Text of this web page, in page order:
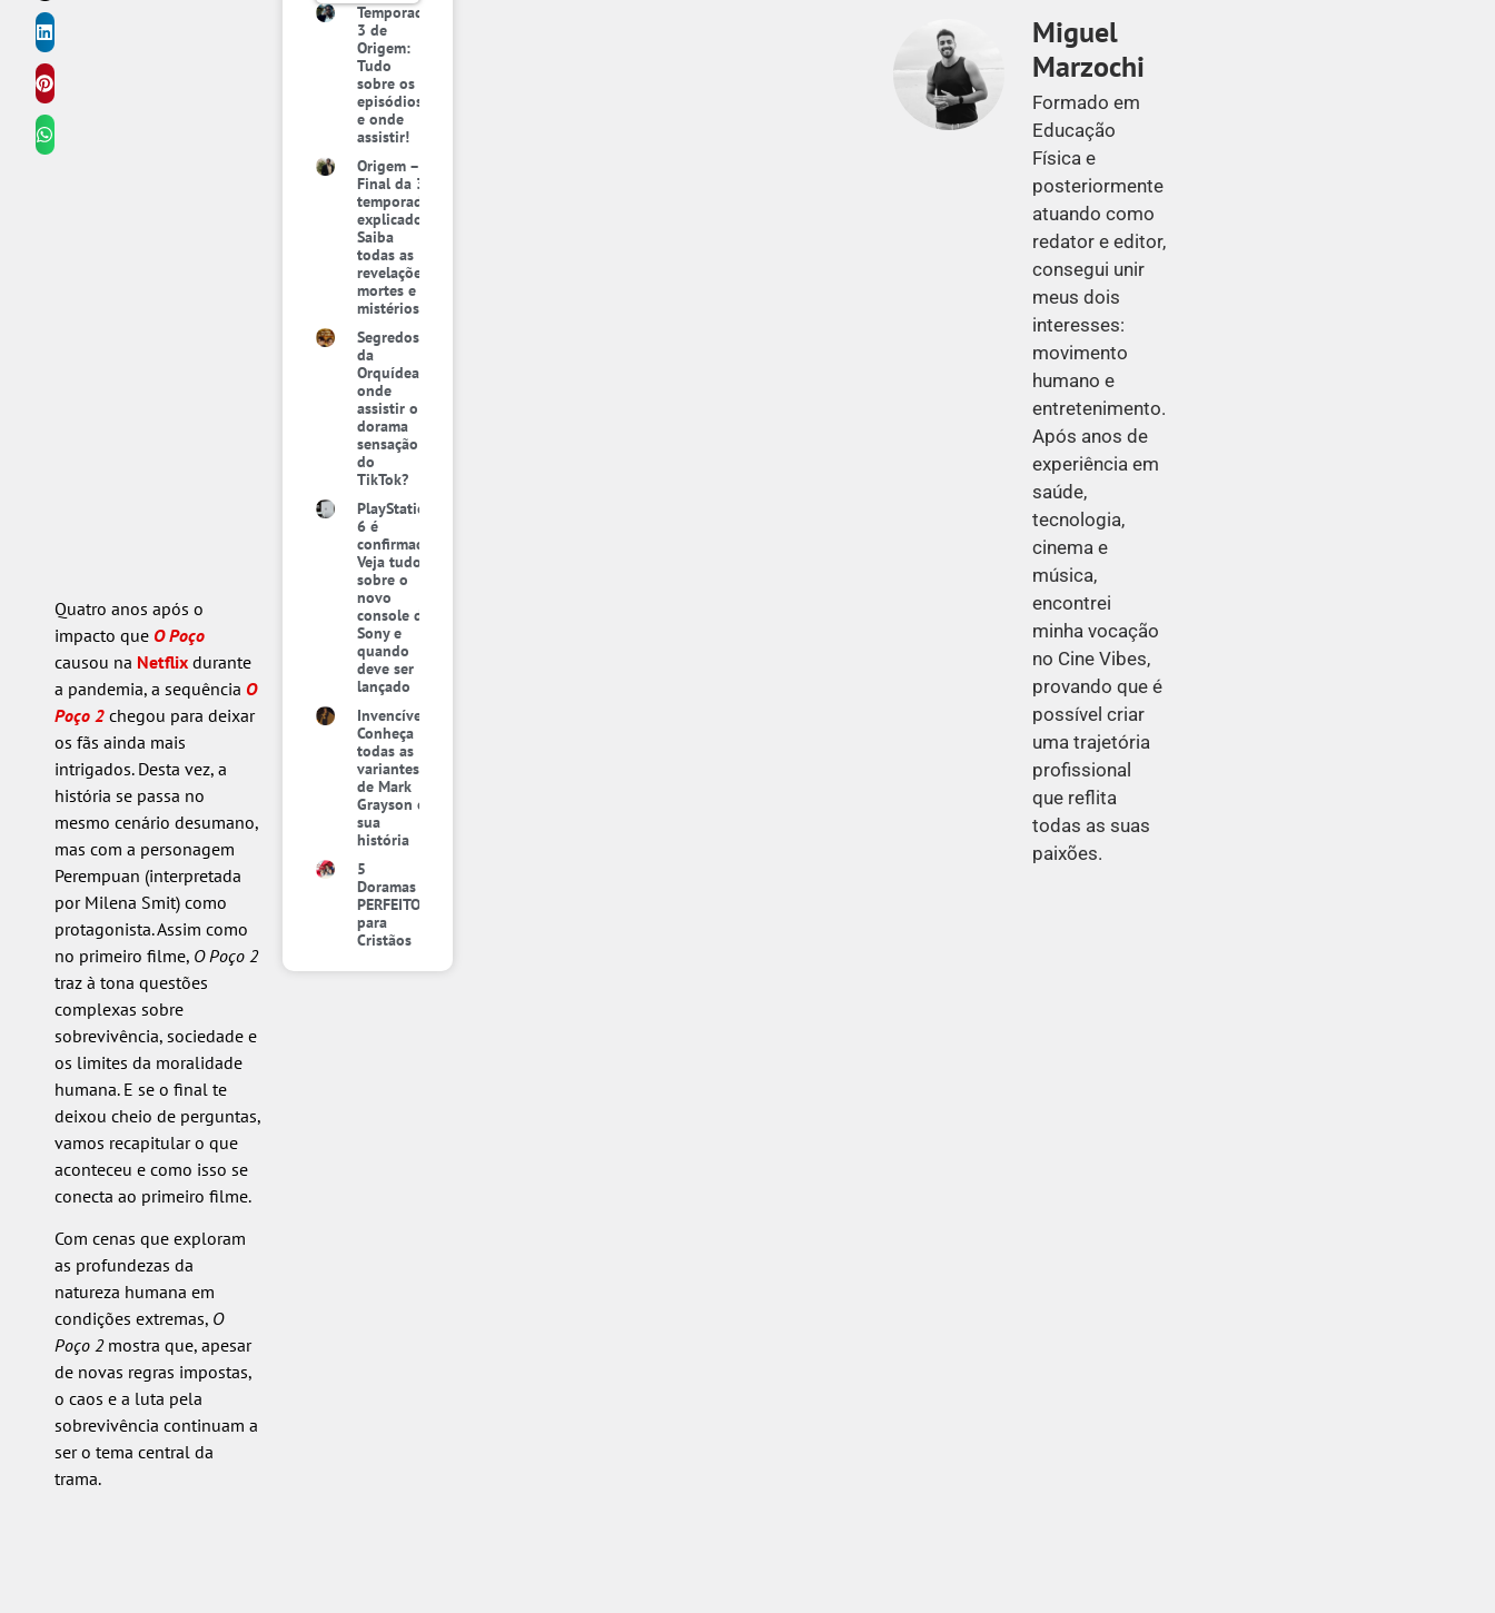
Quatro anos após o
impacto que O Poço
causou na Netflixdurante
a pandemia, a sequência O
Poço 2chegou para deixar
os fãs ainda mais
intrigados. Desta vez, a
história se passa no
mesmo cenário desumano,
mas com a personagem
Perempuan (interpretada
por Milena Smit) como
protagonista. Assim como
no primeiro filme, O Poço 2
traz à tona questões
complexas sobre
sobrevivência, sociedade e
os limites da moralidade
humana. E se o final te
deixou cheio de perguntas,
vamos recapitular o que
aconteceu e como isso se
conecta ao primeiro filme.
Com cenas que exploram
as profundezas da
natureza humana em
condições extremas, O
Poço 2mostra que, apesar
de novas regras impostas,
o caos e a luta pela
sobrevivência continuam a
ser o tema central da
trama.
Temporada
3 de
Origem:
Tudo
sobre os
episódios
e onde
assistir!
Origem –
Final da 3ª
temporada
explicado:
Saiba
todas as
revelações,
mortes e
mistérios
Segredos
da
Orquídea:
onde
assistir o
dorama
sensação
do
TikTok?
PlayStation
6 é
confirmado:
Veja tudo
sobre o
novo
console da
Sony e
quando
deve ser
lançado
Invencível:
Conheça
todas as
variantes
de Mark
Grayson e
sua
história
5
Doramas
PERFEITOS
para
Cristãos
Miguel
Marzochi
Formado em
Educação
Física e
posteriormente
atuando como
redator e editor,
consegui unir
meus dois
interesses:
movimento
humano e
entretenimento.
Após anos de
experiência em
saúde,
tecnologia,
cinema e
música,
encontrei
minha vocação
no Cine Vibes,
provando que é
possível criar
uma trajetória
profissional
que reflita
todas as suas
paixões.